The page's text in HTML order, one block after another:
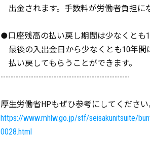
出金されます。手数料が労働者負担に
●口座残高の払い戻し期間は少なくとも
最後の入出金日から少なくとも10年間
払い戻してもらうことができます。
---------------------------------------------------
厚生労働省HPもぜひ参考にしてください
https://www.mhlw.go.jp/stf/seisakunitsuite/
0028.html